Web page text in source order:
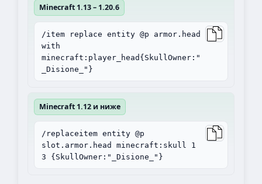
Minecraft 1.13 – 1.20.6
/item replace entity @p armor.head
with
minecraft:player_head{SkullOwner:"
_Disione_"}
Minecraft 1.12 и ниже
/replaceitem entity @p
slot.armor.head minecraft:skull 1
3 {SkullOwner:"_Disione_"}